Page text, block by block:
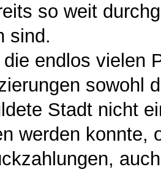
so weit
sind.
endlos vielen
sowohl
Stadt nicht
werden konnte,